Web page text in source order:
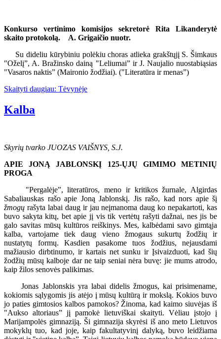
Konkurso vertinimo komisijos sekretorė Rita Likanderytė
skaito protokolą. A. Grigaičio nuotr.
Su dideliu kūrybiniu polėkiu choras atlieka grakštųjį S. Šimkaus
"Oželį”, A. Bražinsko dainą "Leliumai” ir J. Naujalio nuostabiąsias
"Vasaros naktis” (Maironio žodžiai). ("Literatūra ir menas”)
Skaityti daugiau: Tėvynėje
Kalba
Skyrių tvarko JUOZAS VAIŠNYS, S.J.
APIE JONĄ JABLONSKĮ 125-ŲJŲ GIMIMO METINIŲ
PROGA
"Pergalėje”, literatūros, meno ir kritikos žurnale, Algirdas
Sabaliauskas rašo apie Joną Jablonskį. Jis rašo, kad nors apie šį
žmogų rašyta labai daug ir jau neįmanoma daug ko nepakartoti, kas
buvo sakyta kitų, bet apie jį vis tik vertėtų rašyti dažnai, nes jis be
galo savitas mūsų kultūros reiškinys. Mes, kalbėdami savo gimtąja
kalba, vartojame tiek daug vieno žmogaus sukurtų žodžių ir
nustatytų formų. Kasdien pasakome tuos žodžius, nejausdami
mažiausio dirbtinumo, ir kartais net sunku ir Įsivaizduoti, kad šių
žodžių mūsų kalboje dar ne taip seniai nėra buvę: jie mums atrodo,
kaip žilos senovės palikimas.
Jonas Jablonskis yra labai didelis žmogus, kai prisimename,
kokiomis sąlygomis jis atėjo į mūsų kultūrą ir mokslą. Kokios buvo
jo paties gimtosios kalbos pamokos? Žinoma, kad kaimo siuvėjas iš
"Aukso altoriaus” jį pamokė lietuviškai skaityti. Vėliau įstojo į
Marijampolės gimnaziją. Ši gimnazija skyrėsi iš ano meto Lietuvos
mokyklų tuo, kad joje, kaip fakultatyvinį dalyką, buvo leidžiama